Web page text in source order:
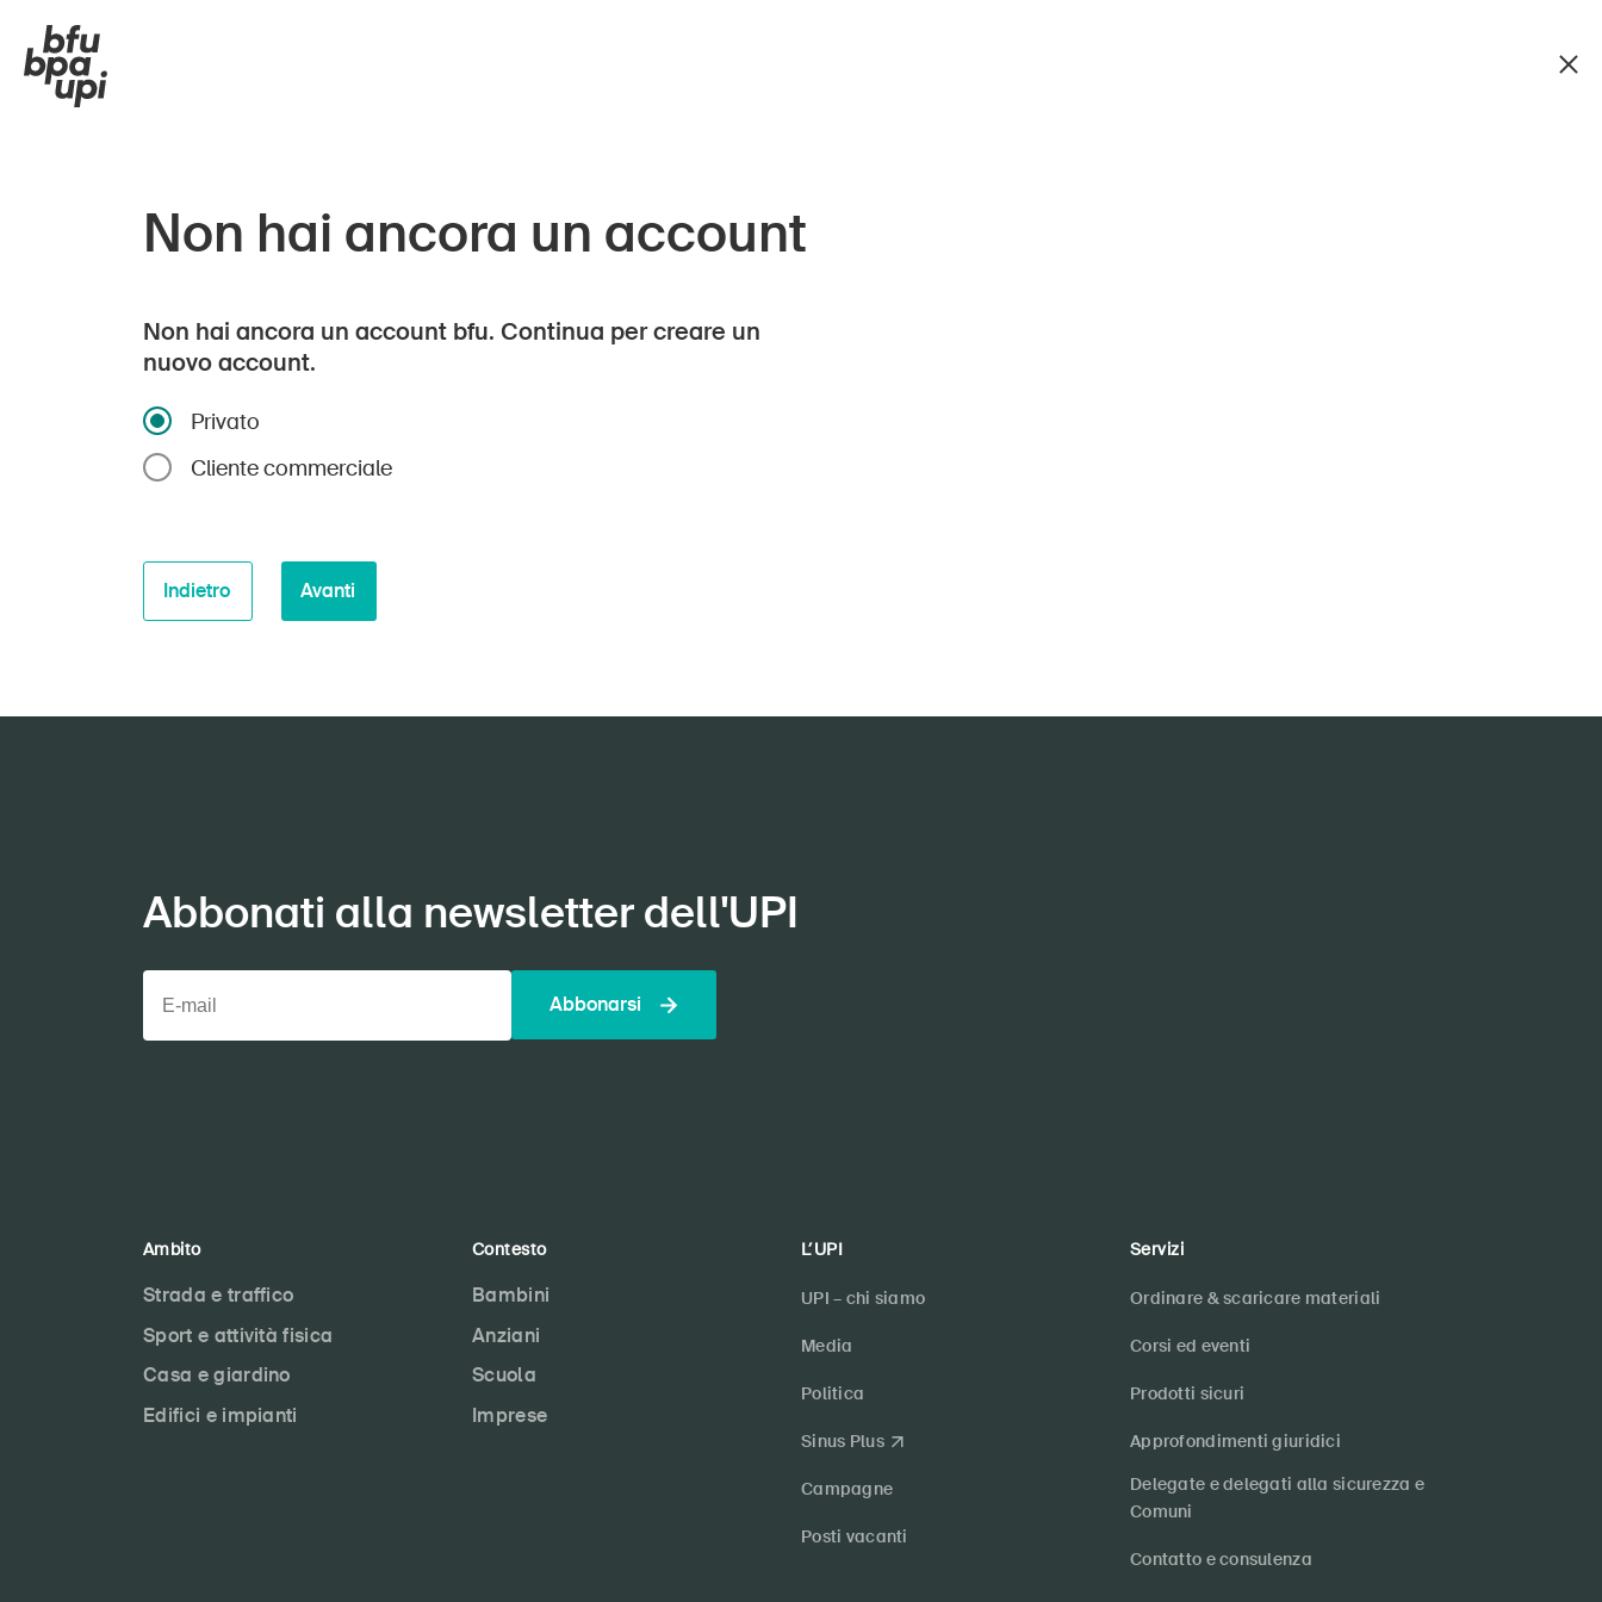
Non hai ancora un account
Non hai ancora un account bfu. Continua per creare un
nuovo account.
Privato
Cliente commerciale
Indietro Avanti
Abbonati alla newsletter dell'UPI
Abbonarsi
Ambito
Strada e traffico
Sport e attività fisica
Casa e giardino
Edifici e impianti
Contesto
Bambini
Anziani
Scuola
Imprese
L’UPI
UPI – chi siamo
Media
Politica
Sinus Plus
Campagne
Posti vacanti
Servizi
Ordinare & scaricare materiali
Corsi ed eventi
Prodotti sicuri
Approfondimenti giuridici
Delegate e delegati alla sicurezza e
Comuni
Contatto e consulenza